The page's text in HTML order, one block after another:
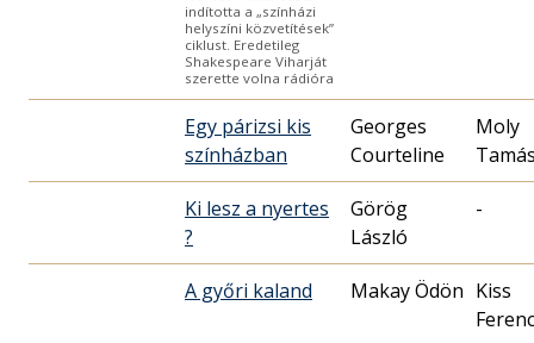
indította a „színházi
helyszíni közvetítések”
ciklust. Eredetileg
Shakespeare Viharját
szerette volna rádióra
Egy párizsi kis
színházban
Georges
Courteline
Moly
Ki lesz a nyertes
?
Görög
László
-
A győri kaland Makay Ödön Kiss
Ferenc